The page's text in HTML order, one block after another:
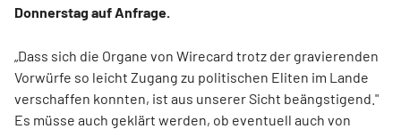
Donnerstag auf Anfrage.
„Dass sich die Organe von Wirecard trotz der gravierenden
Vorwürfe so leicht Zugang zu politischen Eliten im Lande
verschaffen konnten, ist aus unserer Sicht beängstigend."
Es müsse auch geklärt werden, ob eventuell auch von